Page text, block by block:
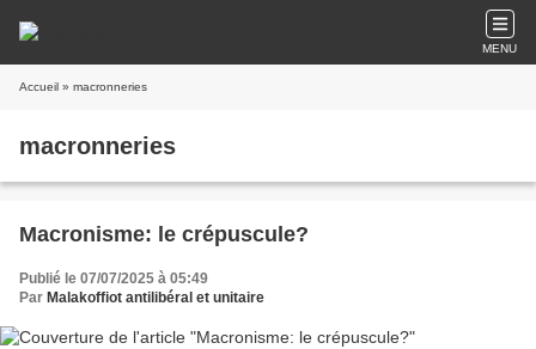
MENU
Accueil » macronneries
macronneries
Macronisme: le crépuscule?
Publié le 07/07/2025 à 05:49
Par Malakoffiot antilibéral et unitaire